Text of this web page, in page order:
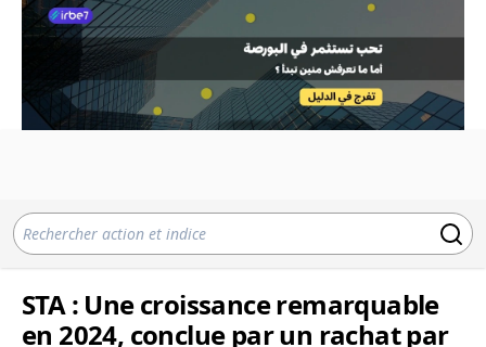
STA : Une croissance remarquable
en 2024, conclue par un rachat par